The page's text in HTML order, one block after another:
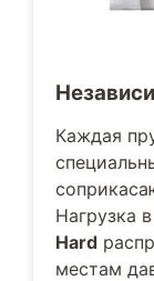
Каждая
Нагрузка
Hard
местам